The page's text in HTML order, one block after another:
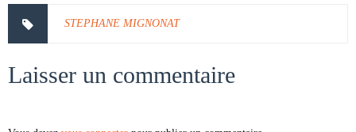
STEPHANE MIGNONAT
Laisser un commentaire